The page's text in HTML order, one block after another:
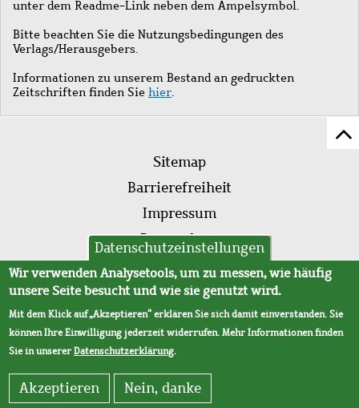
unter dem Readme-Link neben dem Ampelsymbol.
Bitte beachten Sie die Nutzungsbedingungen des
Verlags/Herausgebers.
Informationen zu unserem Bestand an gedruckten
Zeitschriften finden Sie hier.
Fußleistenmenü
Sitemap
Barrierefreiheit
Impressum
Datenschutz
AVB
Datenschutzeinstellungen
Wir verwenden Analysetools, um zu messen, wie häufig
unsere Seite besucht und wie sie genutzt wird.
Mit dem Klick auf „Akzeptieren“ erklären Sie sich damit einverstanden. Sie
können Ihre Einwilligung jederzeit widerrufen. Mehr Informationen finden
Sie in unsererDatenschutzerklärung.
Akzeptieren Nein, danke